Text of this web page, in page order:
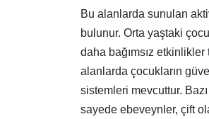
Bu alanlarda sunulan
bulunur. Orta yaştaki
daha bağımsız
alanlarda çocukların
sistemleri mevcuttur.
sayede ebeveynler, çift